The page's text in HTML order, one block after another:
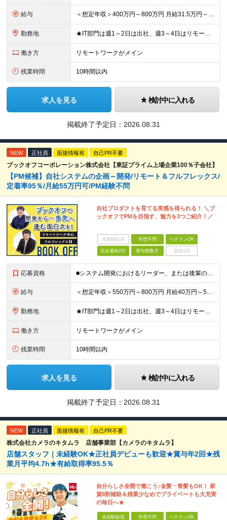
給与 ＜想定年収＞400万円～800万円 月給31.5万円～55万円＋賞与＋交通費全額支給＋各種手当 ※経験・能力などを考慮し相談の上、当社規定により決定します。 ※上記金額には16～21時間分のみなし残
勤務地 ★IT部門は週1～2日は出社、週3～4日はリモートワーク ★勤務地はご本人のご希望を最優先します ■飯田橋オフィス／東京都新宿区揚場町2-26 SKビル ■本社／神奈川県相模原市南区古淵2-14-
働き方 リモートワークがメイン
残業時間 10時間以内
求人を見る 検討中に入れる
掲載終了予定日： 2026.08.31
NEW 正社員 面接情報有 自己PR不要
ブックオフコーポレーション株式会社【東証プライム上場企業100％子会社】
【PM候補】自社システムの企画～開発/リモート＆フルフレックス/
定着率95％/月給55万円可/PM経験不問
自社プロダクトを育てる実感を得られる！ ＼ブ
ックオフでPMを目指す、魅力を3つご紹介！／
未経験歓迎 学歴不問 ベテランOK
完全週休2日 賞与複数月 面接1回
応募資格 ■システム開発におけるリーダー、または後輩の指導や進捗管理などの経験のある方 ■機能要件/非機能要件の知識（経験は問いません） ＼「マネジメント未経験だけど今後チャレンジしたい」という方もぜひご応募く
給与 ＜想定年収＞550万円～800万円 月給40万円～55万円＋賞与＋交通費全額支給＋各種手当(子女教育手当等) ※経験・能力などを考慮し相談の上、当社規定により決定します。 ※上記金額には16～21時
勤務地 ★IT部門は週1～2日は出社、週3～4日はリモートワーク ★勤務地はご本人のご希望を最優先します ■飯田橋オフィス／東京都新宿区揚場町2-26 SKビル ■本社／神奈川県相模原市南区古淵2-14-
働き方 リモートワークがメイン
残業時間 10時間以内
求人を見る 検討中に入れる
掲載終了予定日： 2026.08.31
NEW 正社員 面接情報有 自己PR不要
株式会社カメラのキタムラ 店舗事業部【カメラのキタムラ】
店舗スタッフ｜未経験OK★正社員デビューも歓迎★賞与年2回★残
業月平均4.7h★有給取得率95.5％
自分らしさ全開で働こう♪金髪・青髪もOK！ 家
賃8割補助＆残業少なめでプライベートも大充実
の毎日へ★
未経験歓迎 学歴不問 ベテランOK